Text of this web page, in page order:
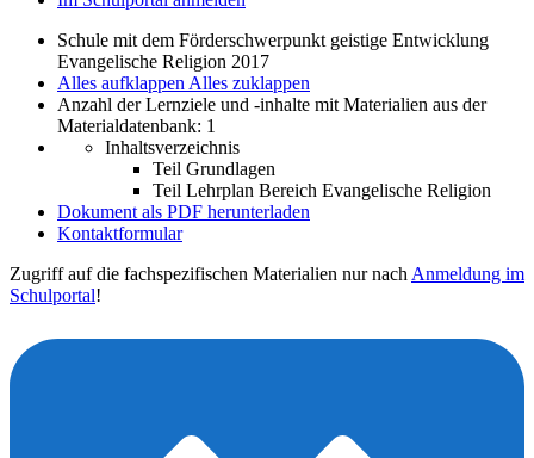
Schule mit dem Förderschwerpunkt geistige Entwicklung
Evangelische Religion 2017
Alles aufklappen Alles zuklappen
Anzahl der Lernziele und -inhalte mit Materialien aus der
Materialdatenbank: 1
Inhaltsverzeichnis
Teil Grundlagen
Teil Lehrplan Bereich Evangelische Religion
Dokument als PDF herunterladen
Kontaktformular
Zugriff auf die fachspezifischen Materialien nur nach Anmeldung im
Schulportal!